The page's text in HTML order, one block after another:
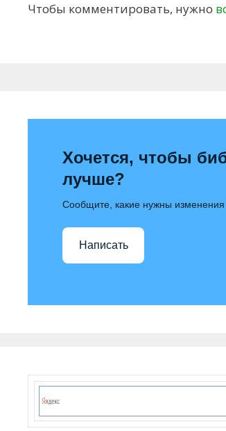
Чтобы комментировать, нужно
Хочется, чтобы
лучше?
Сообщите, какие нужны
Написать